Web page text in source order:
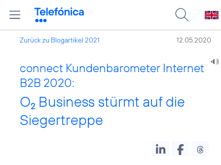
Zurück zu Blogartikel 2021 12.05.2020
connect Kundenbarometer Internet
B2B 2020:
O2 Business stürmt auf die
Siegertreppe